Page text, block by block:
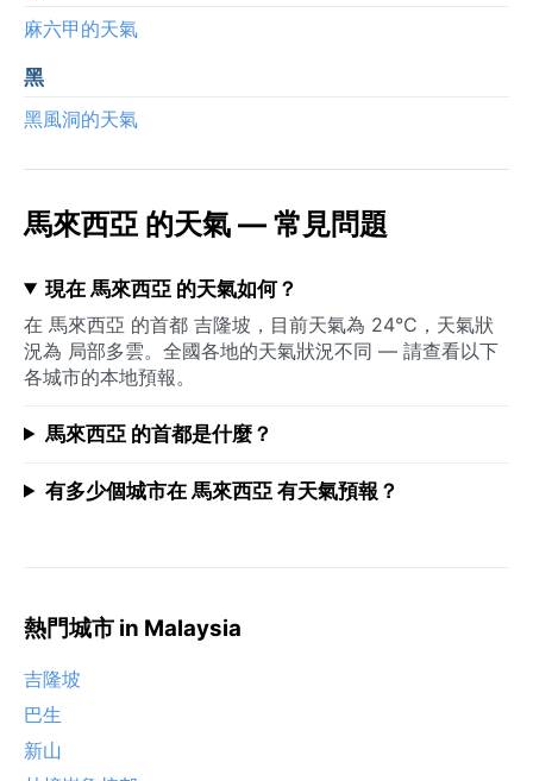
麻六甲的天氣
黑
黑風洞的天氣
馬來西亞 的天氣 — 常見問題
現在 馬來西亞 的天氣如何？
在 馬來西亞 的首都 吉隆坡，目前天氣為 24°C，天氣狀
況為 局部多雲。全國各地的天氣狀況不同 — 請查看以下
各城市的本地預報。
馬來西亞 的首都是什麼？
有多少個城市在 馬來西亞 有天氣預報？
熱門城市 in Malaysia
吉隆坡
巴生
新山